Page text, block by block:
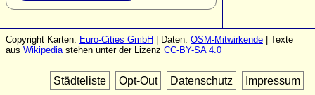
Copyright Karten: Euro-Cities GmbH | Daten: OSM-Mitwirkende | Texte
aus Wikipediastehen unter der Lizenz CC-BY-SA 4.0
Städteliste Opt-Out Datenschutz Impressum